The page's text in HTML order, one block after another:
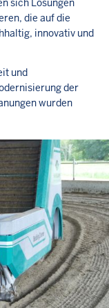
sich Lösungen
die auf die
innovativ und
und
der
wurden